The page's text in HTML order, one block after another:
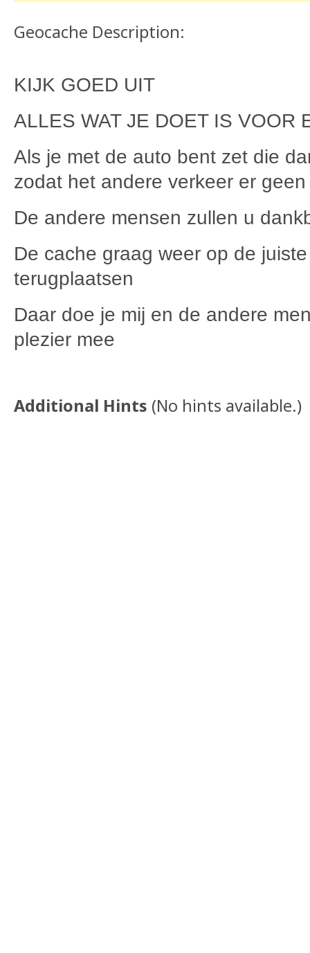
Geocache Description:
KIJK GOED UIT
ALLES WAT JE DOET IS VOOR
Als je met de auto bent zet die
zodat het andere verkeer er
De andere mensen zullen u
De cache graag weer op de
terugplaatsen
Daar doe je mij en de andere
plezier mee
Additional Hints (No hints available.)